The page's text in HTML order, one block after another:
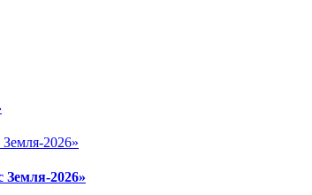
Земля-2026»